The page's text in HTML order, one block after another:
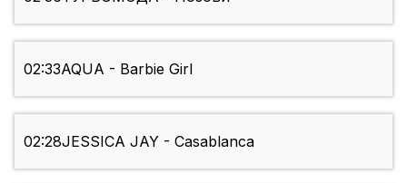
02:33AQUA - Barbie Girl
02:28JESSICA JAY - Casablanca